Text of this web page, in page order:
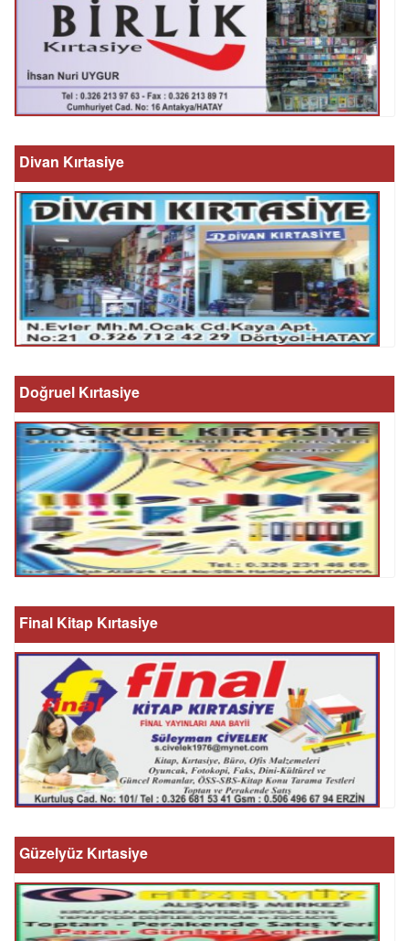
Divan Kırtasiye
Doğruel Kırtasiye
Final Kitap Kırtasiye
Güzelyüz Kırtasiye